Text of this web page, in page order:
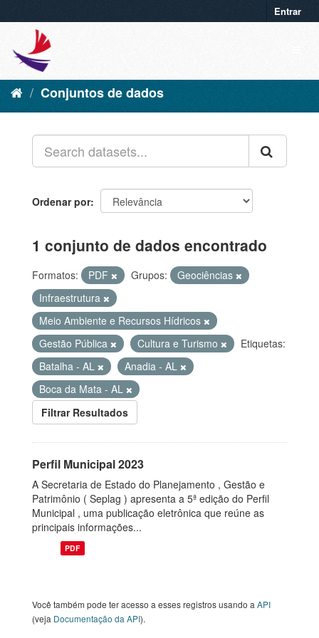
Entrar
Conjuntos de dados
Ordenar por
1 conjunto de dados encontrado
Formatos: PDF Grupos:
Geociências
Infraestrutura
Meio Ambiente e Recursos Hídricos
Gestão Pública
Cultura e Turismo
Etiquetas:
Batalha - AL
Anadia - AL
Boca da Mata - AL
Filtrar Resultados
Perfil Municipal 2023
A Secretaria de Estado do Planejamento , Gestão e
Patrimônio ( Seplag ) apresenta a 5ª edição do Perfil
Municipal , uma publicação eletrônica que reúne as
principais informações...
PDF
Você também pode ter acesso a esses registros usando a API
(veja Documentação da API).